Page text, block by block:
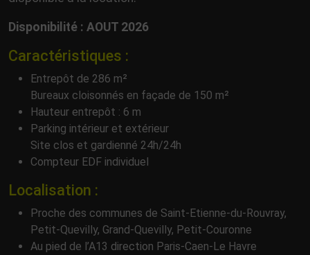
Disponibilité : AOUT 2026
Caractéristiques :
Entrepôt de 286 m²
Bureaux cloisonnés en façade de 150 m²
Hauteur entrepôt : 6 m
Parking intérieur et extérieur
Site clos et gardienné 24h/24h
Compteur EDF individuel
Localisation :
Proche des communes de Saint-Etienne-du-Rouvray,
Petit-Quevilly, Grand-Quevilly, Petit-Couronne
Au pied de l’A13 direction Paris-Caen-Le Havre